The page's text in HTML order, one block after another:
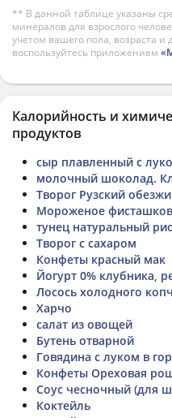
** В данной таблице указаны
минералов для взрослого
учетом вашего пола, возраста и
воспользуйтесь приложением
Калорийность и
продуктов
сыр плавленный с
молочный шоколад.
Творог Рузский
Мороженое
тунец натуральный
Творог с сахаром
Конфеты красный мак
Йогурт 0% клубника,
Лосось холодного
Харчо
салат из овощей
Бутень отварной
Говядина с луком в
Конфеты Ореховая
Соус чесночный (для
Коктейль